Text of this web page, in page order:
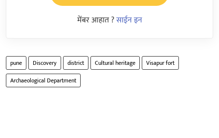
मेंबर आहात ?साईन इन
pune Discovery district Cultural heritage
Visapur fort
Archaeological Department